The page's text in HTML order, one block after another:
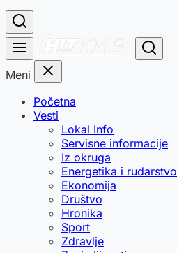
Meni
Početna
Vesti
Lokal Info
Servisne informacije
Iz okruga
Energetika i rudarstvo
Ekonomija
Društvo
Hronika
Sport
Zdravlje